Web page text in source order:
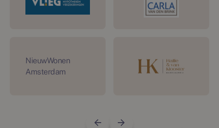
NieuwWonen
Amsterdam